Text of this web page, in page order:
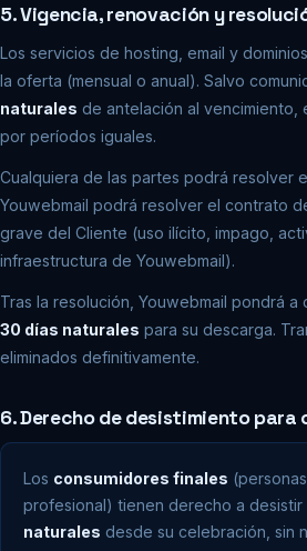
5. Vigencia, renovación y
Los servicios de hosting, email y
la oferta (mensual o anual). Salvo
naturales de antelación al vencimiento,
por períodos iguales.
Cualquiera de las partes podrá resolver
Youwebmail podrá resolver el contrato
grave del Cliente (uso ilícito, impago,
infraestructura de Youwebmail).
Tras la resolución, Youwebmail pondrá
30 días naturales para su descarga.
eliminados definitivamente.
6. Derecho de desistimiento para
Los consumidores finales
profesional) tienen derecho a
naturales desde su celebración, sin